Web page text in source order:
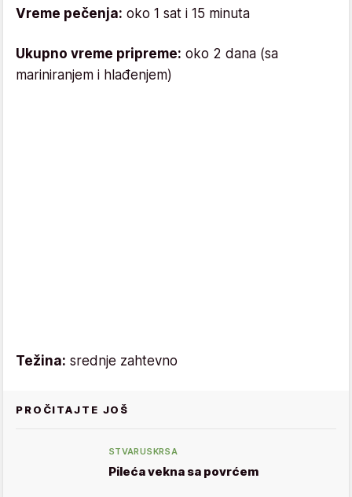
Vreme pečenja: oko 1 sat i 15 minuta
Ukupno vreme pripreme: oko 2 dana (sa
mariniranjem i hlađenjem)
Težina: srednje zahtevno
PROČITAJTE JOŠ
STVARUSKRSA
Pileća vekna sa povrćem